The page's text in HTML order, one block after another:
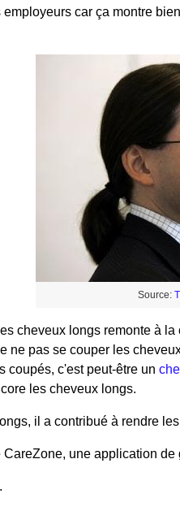
car ça montre
Source:
cheveux longs remonte à
ne pas se couper les
coupés, c'est peut-être un
les cheveux longs.
il a contribué à rendre
une application de